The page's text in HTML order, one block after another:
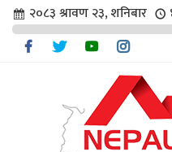
२०८३ श्रावण २३, शनिबार